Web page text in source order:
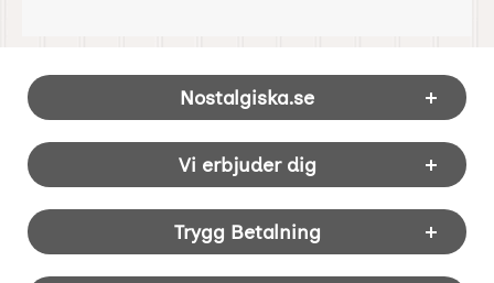
Sidfot Blandad info och länkar
Nostalgiska.se
Vi erbjuder dig
Trygg Betalning